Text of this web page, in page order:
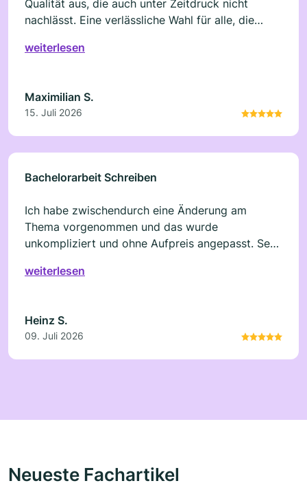
Qualität aus, die auch unter Zeitdruck nicht
nachlässt. Eine verlässliche Wahl für alle, die
benötigen.
weiterlesen
Maximilian S.
15. Juli 2026
Bachelorarbeit Schreiben
Ich habe zwischendurch eine Änderung am
Thema vorgenommen und das wurde
unkompliziert und ohne Aufpreis angepasst. Sehr
weiterlesen
Heinz S.
09. Juli 2026
Neueste Fachartikel